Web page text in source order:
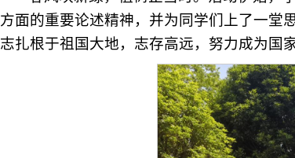
方面的重要论述精神，并为同学们上了一堂
志扎根于祖国大地，志存高远，努力成为国